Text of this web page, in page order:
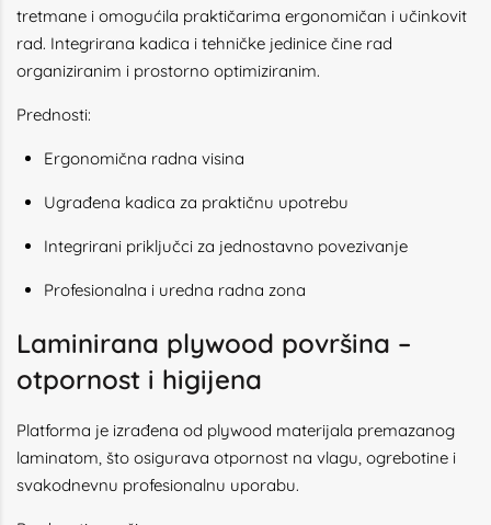
tretmane i omogućila praktičarima ergonomičan i učinkovit
rad. Integrirana kadica i tehničke jedinice čine rad
organiziranim i prostorno optimiziranim.
Prednosti:
Ergonomična radna visina
Ugrađena kadica za praktičnu upotrebu
Integrirani priključci za jednostavno povezivanje
Profesionalna i uredna radna zona
Laminirana plywood površina –
otpornost i higijena
Platforma je izrađena od plywood materijala premazanog
laminatom, što osigurava otpornost na vlagu, ogrebotine i
svakodnevnu profesionalnu uporabu.